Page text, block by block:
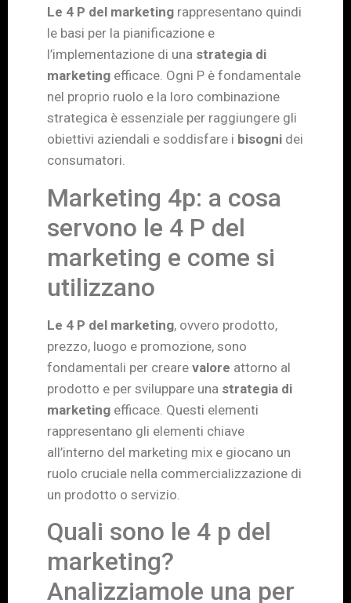
Le 4 P del marketing rappresentano quindi
le basi per la pianificazione e
l’implementazione di una strategia di
marketing efficace. Ogni P è fondamentale
nel proprio ruolo e la loro combinazione
strategica è essenziale per raggiungere gli
obiettivi aziendali e soddisfare i bisogni dei
consumatori.
Marketing 4p: a cosa
servono le 4 P del
marketing e come si
utilizzano
Le 4 P del marketing, ovvero prodotto,
prezzo, luogo e promozione, sono
fondamentali per creare valore attorno al
prodotto e per sviluppare una strategia di
marketing efficace. Questi elementi
rappresentano gli elementi chiave
all’interno del marketing mix e giocano un
ruolo cruciale nella commercializzazione di
un prodotto o servizio.
Quali sono le 4 p del
marketing?
Analizziamole una per